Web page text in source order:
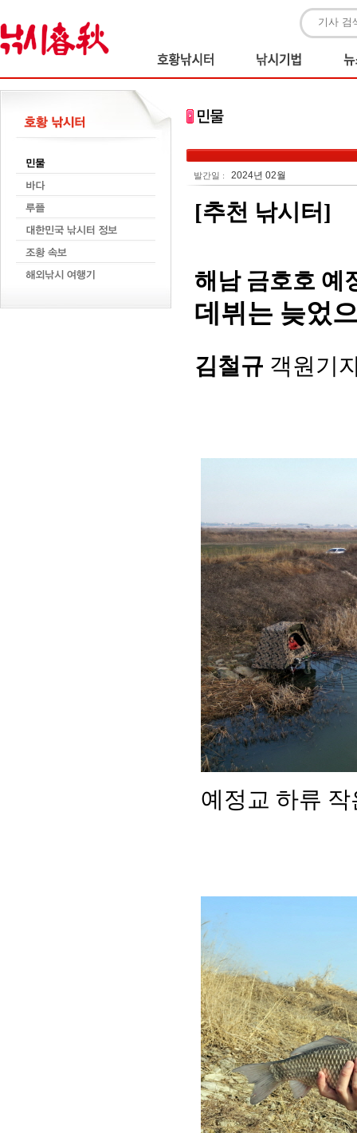
발간일 : 2024년 02월